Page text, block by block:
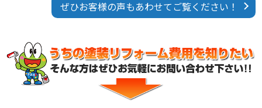
ぜひお客様の声もあわせてご覧ください！